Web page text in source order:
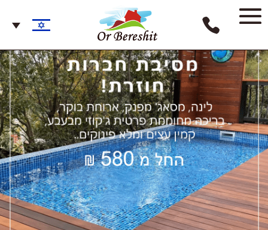
אתר האינטרנט עומד בדרישות תקנות שוויון זכויות לאנשים עם מוגבלות
(התאמות נגישות לשירות), התשע"ג 2013.
התאמות הנגישות בוצעו עפ"י המלצות התקן הישראלי (ת"י 5568) לנגישות
תכנים באינטרנט ברמת AA ומסמך WCAG2.0 הבינלאומי.